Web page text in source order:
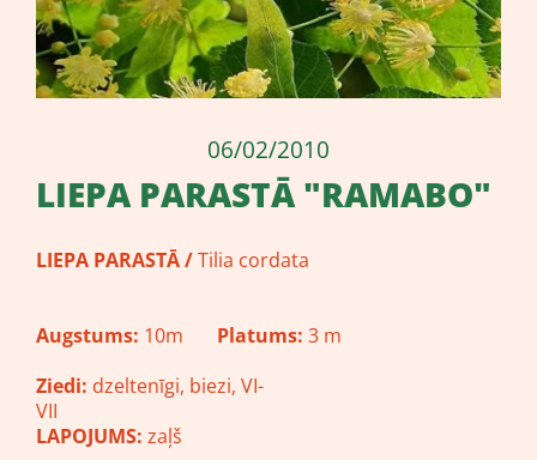
06/02/2010
LIEPA PARASTĀ "RAMABO"
LIEPA PARASTĀ /Tilia cordata
Augstums: 10m Platums: 3 m
Ziedi: dzeltenīgi, biezi, VI-
VII
LAPOJUMS: zaļš